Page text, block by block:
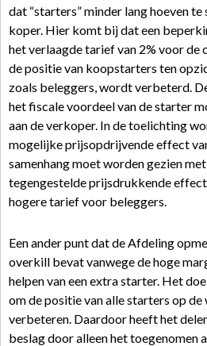
dat “starters” minder lang hoeven
koper. Hier komt bij dat een
het verlaagde tarief van 2% voor
de positie van koopstarters ten
zoals beleggers, wordt verbeterd.
het fiscale voordeel van de starter
aan de verkoper. In de toelichting
mogelijke prijsopdrijvende effect
samenhang moet worden gezien
tegengestelde prijsdrukkende
hogere tarief voor beleggers.
Een ander punt dat de Afdeling
overkill bevat vanwege de hoge
helpen van een extra starter. Het
om de positie van alle starters op
verbeteren. Daardoor heeft het
beslag door alleen het toegenomen